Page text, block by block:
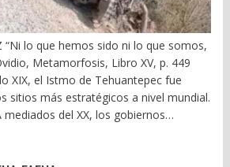
“Ni lo que hemos sido ni lo que somos,
Metamorfosis, Libro XV, p. 449
XIX, el Istmo de Tehuantepec fue
sitios más estratégicos a nivel mundial.
mediados del XX, los gobiernos
una serie de proyectos, todos